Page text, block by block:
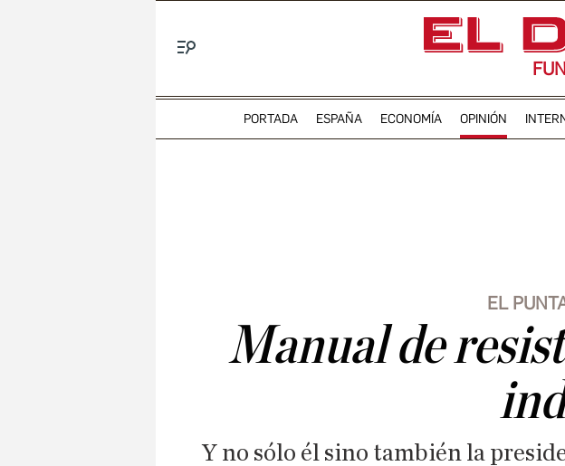
PORTADA ESPAÑA ECONOMÍA OPINIÓN
EL
Manual de
Y no sólo él sino también la